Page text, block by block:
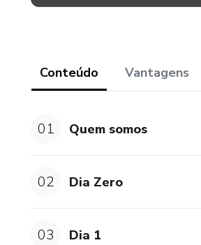
Conteúdo Vantagens
01 Quem somos
02 Dia Zero
03 Dia 1